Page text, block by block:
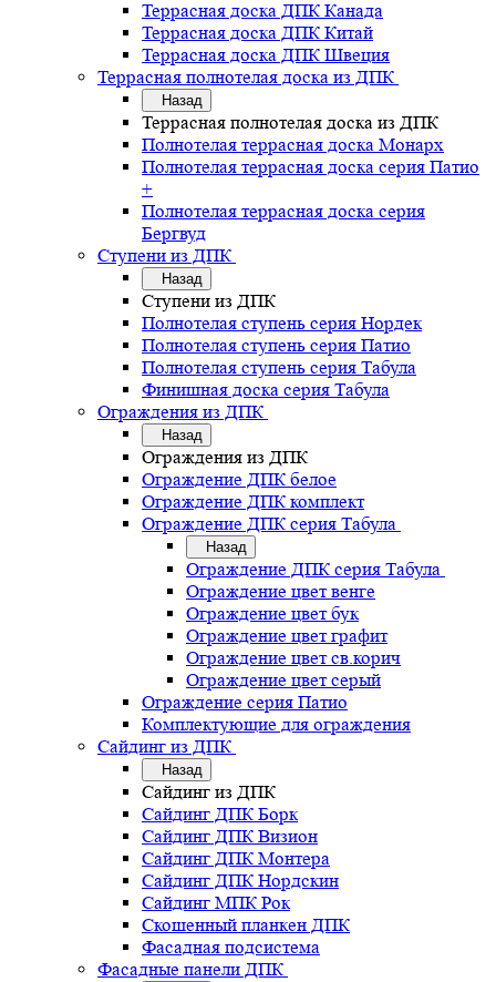
Террасная доска ДПК Канада
Террасная доска ДПК Китай
Террасная доска ДПК Швеция
Террасная полнотелая доска из ДПК
Назад
Террасная полнотелая доска из ДПК
Полнотелая террасная доска Монарх
Полнотелая террасная доска серия Патио
+
Полнотелая террасная доска серия
Бергвуд
Ступени из ДПК
Назад
Ступени из ДПК
Полнотелая ступень серия Нордек
Полнотелая ступень серия Патио
Полнотелая ступень серия Табула
Финишная доска серия Табула
Ограждения из ДПК
Назад
Ограждения из ДПК
Ограждение ДПК белое
Ограждение ДПК комплект
Ограждение ДПК серия Табула
Назад
Ограждение ДПК серия Табула
Ограждение цвет венге
Ограждение цвет бук
Ограждение цвет графит
Ограждение цвет св.корич
Ограждение цвет серый
Ограждение серия Патио
Комплектующие для ограждения
Сайдинг из ДПК
Назад
Сайдинг из ДПК
Сайдинг ДПК Борк
Сайдинг ДПК Визион
Сайдинг ДПК Монтера
Сайдинг ДПК Нордскин
Сайдинг МПК Рок
Скошенный планкен ДПК
Фасадная подсистема
Фасадные панели ДПК